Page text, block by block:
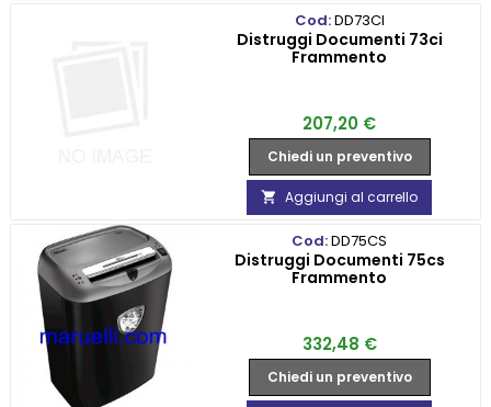
Cod:DD73CI
Distruggi Documenti 73ci
Frammento
Prezzo
207,20 €
Chiedi un preventivo
 Aggiungi al carrello
Cod:DD75CS
Distruggi Documenti 75cs
Frammento
Prezzo
332,48 €
Chiedi un preventivo